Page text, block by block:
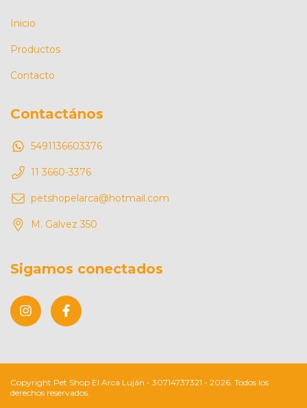
Inicio
Productos
Contacto
Contactános
5491136603376
11 3660-3376
petshopelarca@hotmail.com
M. Galvez 350
Sigamos conectados
Copyright Pet Shop El Arca Luján - 30714737321 - 2026. Todos los
derechos reservados.